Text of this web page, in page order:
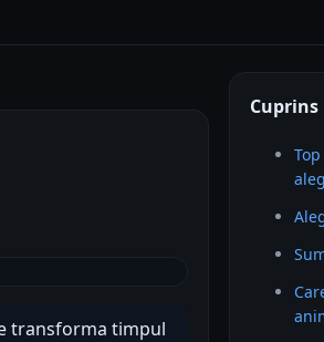
transforma timpul
Cuprins